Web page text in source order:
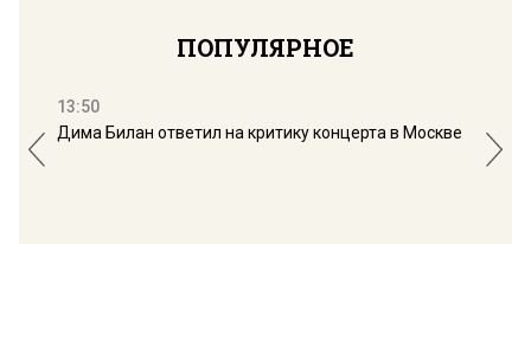
ПОПУЛЯРНОЕ
13:50
Дима Билан ответил на критику концерта в Москве